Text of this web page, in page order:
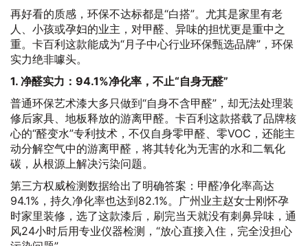
再好看的质感，环保不达标都是“白搭”。尤其是家里有老
人、小孩或孕妇的业主，对甲醛、异味的担忧更是重中之
重。卡百利这款能成为“月子中心行业环保甄选品牌”，环保
实力绝非噱头。
1. 净醛实力：94.1%净化率，不止“自身无醛”
普通环保艺术漆大多只做到“自身不含甲醛”，却无法处理装
修后家具、地板释放的游离甲醛。卡百利这款搭载了品牌核
心的“醛变水”专利技术，不仅自身零甲醛、零VOC，还能主
动分解空气中的游离甲醛，将其转化为无害的水和二氧化
碳，从根源上解决污染问题。
第三方权威检测数据给出了明确答案：甲醛净化率高达
94.1%，持久净化率也达到82.1%。广州业主赵女士刚怀孕
时家里装修，选了这款漆后，刷完当天就没有刺鼻异味，通
风24小时后用专业仪器检测，“放心直接入住，完全没担心